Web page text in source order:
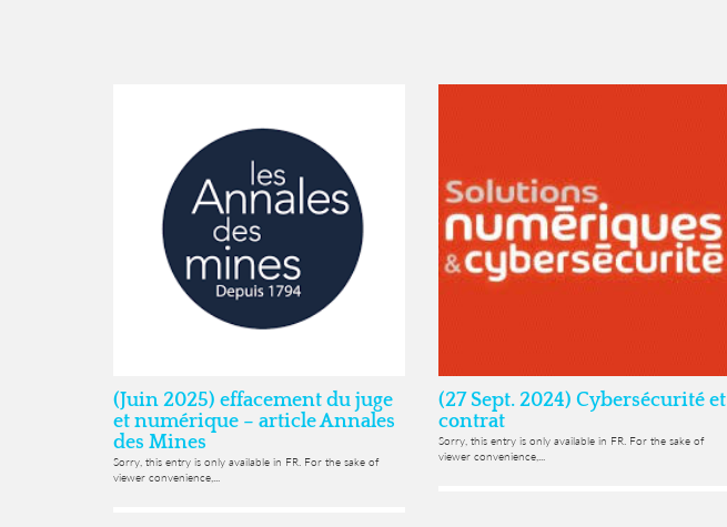
(Juin 2025) effacement du juge
et numérique – article Annales
des Mines
Sorry, this entry is only available in FR. For the sake of
viewer convenience,...
(27 Sept. 2024) Cybersécurité et
contrat
Sorry, this entry is only available in FR. For the sake of
viewer convenience,...